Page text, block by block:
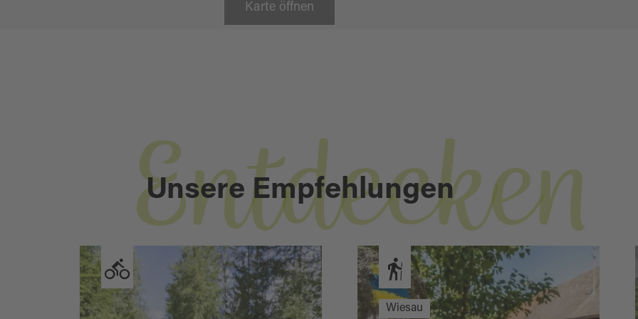
Karte öffnen
Unsere Empfehlungen
Entdecken
Wiesau